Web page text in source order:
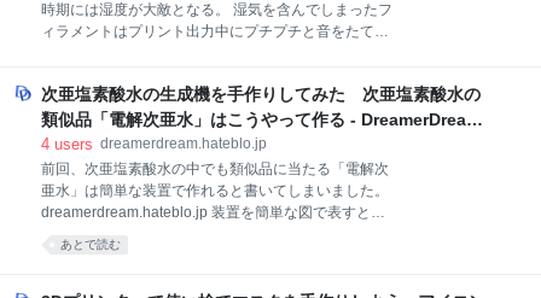
時期には湿度が大敵となる。 湿気を含んでしまったフ
ィラメントはプリント出力中にプチプチと音をたて吐
フィラメントは曲げるとすぐポキッと折れてしまう。
僕も梅雨に３日ぐらい使わずに湿度70％の部屋に放置
していたフィラメントがそんな状況に陥ってしまっ
た。 湿気たフィラメントを使うとこうなります↓
dreamerdream.hateblo.jp Webで調べてみると”電子レ
ンジで過熱する”、”１００℃のオーブンで過熱する”。
たら溶けたり焦げたりして使い物にならなくなるだろ
他に方法が無いらしいが・・・ 一度湿気ってしまった
次亜塩素酸水の生成機を手作りしてみた 次亜塩素酸水の
類似品「電解次亜水」はこうやって作る - DreamerDream
のブログ
4 users dreamerdream.hateblo.jp
前回、次亜塩素酸水の中でも類似品に当たる「電解次
亜水」は簡単な装置で作れると書いてしまいました。
dreamerdream.hateblo.jp 装置を簡単な図で表すとこ
う↓です。 「こんなものを数千円出して買えない」そ
んなことを書いたら、その業界の人から「そんなに簡
あとで読む